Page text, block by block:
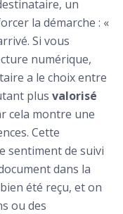
un
la démarche : «
Si vous
numérique,
a le choix entre
plus valorisé
cela montre une
Cette
sentiment de suivi
dans la
été reçu, et on
ou des